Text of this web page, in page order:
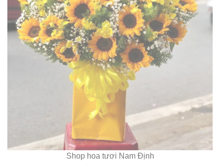
Shop hoa tươi Nam Định